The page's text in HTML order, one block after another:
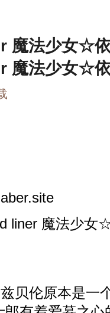
魔法少女☆
魔法少女☆
liner 魔法少女
贝伦原本是一